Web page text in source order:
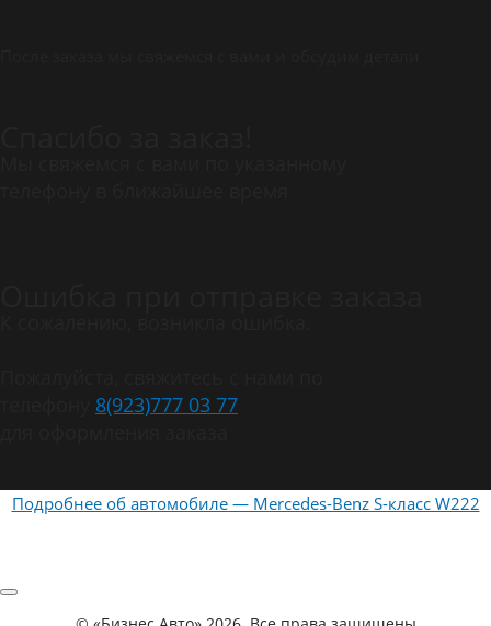
8(923)777 03 77
Подробнее об автомобиле — Mercedes-Benz S-класс W222